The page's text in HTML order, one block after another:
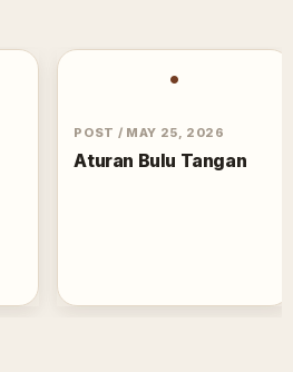
•
POST / MAY 25, 2026
Aturan Bulu Tangan